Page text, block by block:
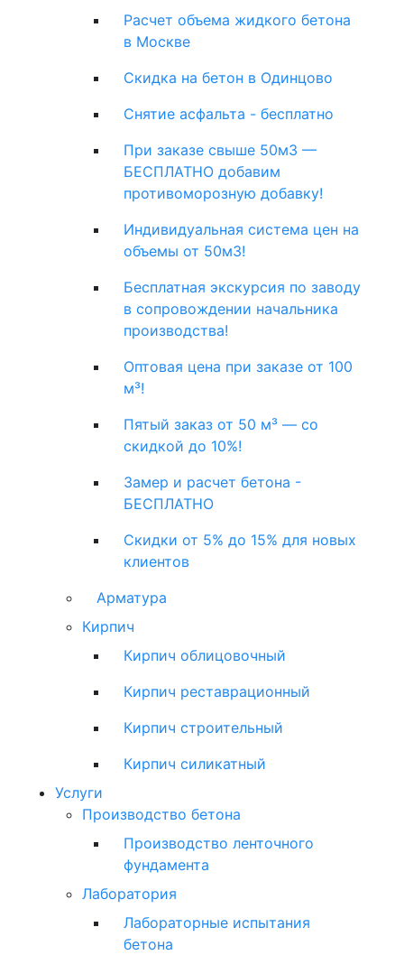
Расчет объема жидкого бетона
в Москве
Скидка на бетон в Одинцово
Снятие асфальта - бесплатно
При заказе свыше 50м3 —
БЕСПЛАТНО добавим
противоморозную добавку!
Индивидуальная система цен на
объемы от 50м3!
Бесплатная экскурсия по заводу
в сопровождении начальника
производства!
Оптовая цена при заказе от 100
м³!
Пятый заказ от 50 м³ — со
скидкой до 10%!
Замер и расчет бетона -
БЕСПЛАТНО
Скидки от 5% до 15% для новых
клиентов
Арматура
Кирпич
Кирпич облицовочный
Кирпич реставрационный
Кирпич строительный
Кирпич силикатный
Услуги
Производство бетона
Производство ленточного
фундамента
Лаборатория
Лабораторные испытания
бетона